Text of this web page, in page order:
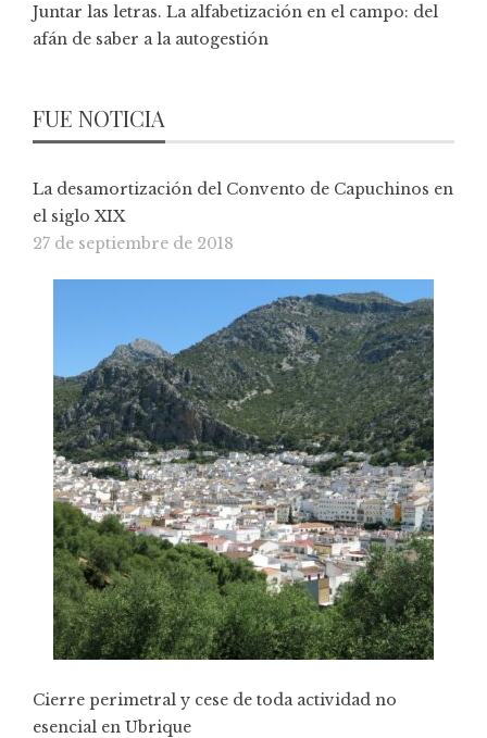
Juntar las letras. La alfabetización en el campo: del
afán de saber a la autogestión
FUE NOTICIA
La desamortización del Convento de Capuchinos en
el siglo XIX
27 de septiembre de 2018
Cierre perimetral y cese de toda actividad no
esencial en Ubrique